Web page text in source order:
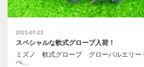
2021-07-23
スペシャルな軟式グローブ入荷！
ミズノ 軟式グローブ グローバルエリー
べ...